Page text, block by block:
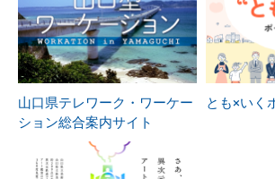
山口県テレワーク・ワーケー
ション総合案内サイト
とも×いく